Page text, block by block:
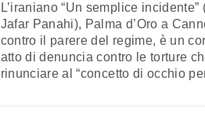
L’iraniano “Un semplice incidente”
Jafar Panahi), Palma d’Oro a
contro il parere del regime, è un
atto di denuncia contro le torture
rinunciare al “concetto di occhio